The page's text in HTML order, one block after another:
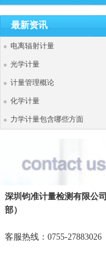
最新资讯
电离辐射计量
光学计量
计量管理概论
化学计量
力学计量包含哪些方面
深圳钧准计量检测有限公司
部）
客服热线：0755-27883026